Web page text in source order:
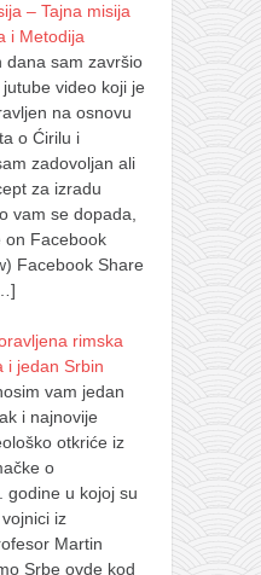
– Tajna misija
i Metodija
dana sam završio
jutube video koji je
na osnovu
o Ćirilu i
zadovoljan ali
za izradu
vam se dopada,
on Facebook
Facebook Share
rimska
i jedan Srbin
vam jedan
i najnovije
otkriće iz
o
godine u kojoj su
iz
Martin
Srbe ovde kod